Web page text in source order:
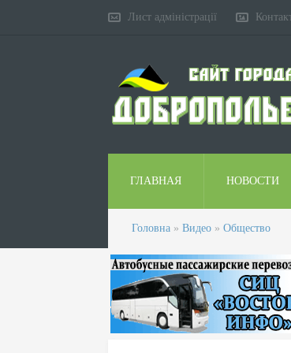
Лист адміністрації
ГЛАВНАЯ НОВОСТИ
Головна » Видео » Общество